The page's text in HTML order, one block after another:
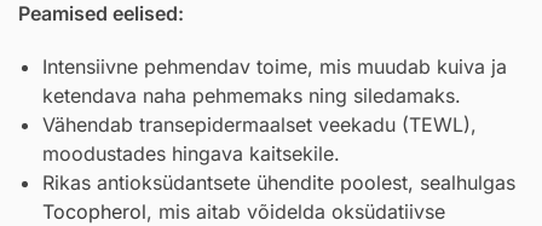
Peamised eelised:
Intensiivne pehmendav toime, mis muudab kuiva ja
ketendava naha pehmemaks ning siledamaks.
Vähendab transepidermaalset veekadu (TEWL),
moodustades hingava kaitsekile.
Rikas antioksüdantsete ühendite poolest, sealhulgas
Tocopherol, mis aitab võidelda oksüdatiivse